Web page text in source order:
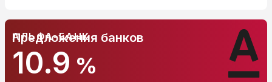
АЛЬФА-БАНК
10.9 %
Предложения банков